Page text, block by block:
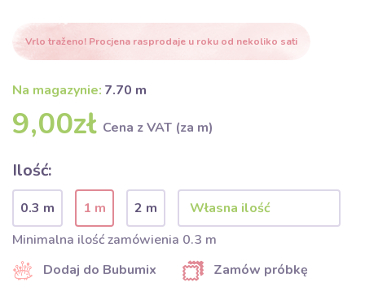
Vrlo traženo! Procjena rasprodaje u roku od nekoliko sati
Na magazynie: 7.70 m
9,00zł Cena z VAT (za m)
Ilość:
0.3 m 1 m
2 m
Minimalna ilość zamówienia 0.3 m
Dodaj do Bubumix
Zamów próbkę